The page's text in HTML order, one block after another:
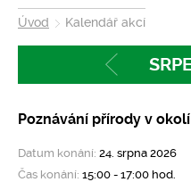
O serveru
Tiskové zprávy
Volná místa
Servis pro školy
Kalendář akcí
Zajímavosti
Pro klima
Úvod Kalendář akcí
Předchozí
Poznávání přírody v
Datum konání: 24. srpna 2026
Čas konání: 15:00 - 17:00 hod.